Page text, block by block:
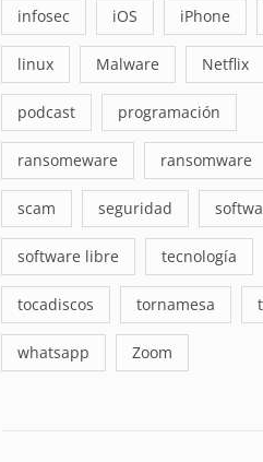
infosec iOS iPhone
linux Malware Netflix
podcast programación
ransomeware ransomware
scam seguridad
software libre tecnología
tocadiscos tornamesa
whatsapp Zoom